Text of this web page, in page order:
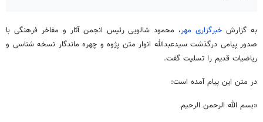
به گزارش خبرگزاری مهر، محمود شالویی رئیس انجمن آثار و مفاخر فرهنگی با
صدور پیامی درگذشت سیدعبدالله انوار متن پژوه و چهره ماندگار نسخه شناسی و
ریاضیات قدیم را تسلیت گفت.
در متن این پیام آمده است:
«بسم الله الرحمن الرحیم